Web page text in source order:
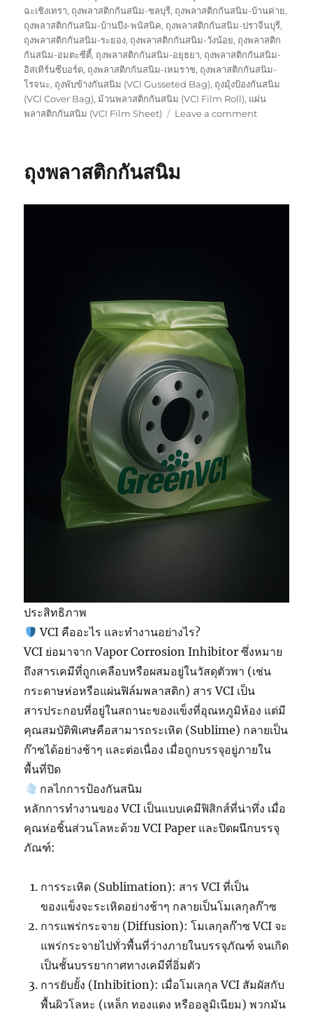
ฉะเชิงเทรา, ถุงพลาสติกกันสนิม-ชลบุรี, ถุงพลาสติกกันสนิม-บ้านค่าย,
ถุงพลาสติกกันสนิม-บ้านบึง-พนัสนิค, ถุงพลาสติกกันสนิม-ปราจีนบุรี,
ถุงพลาสติกกันสนิม-ระยอง, ถุงพลาสติกกันสนิม-วังน้อย, ถุงพลาสติก
กันสนิม-อมตะซีตี้, ถุงพลาสติกกันสนิม-อยุธยา, ถุงพลาสติกกันสนิม-
อิสเทิร์นซีบอร์ด, ถุงพลาสติกกันสนิม-เหมราช, ถุงพลาสติกกันสนิม-
โรจนะ, ถุงพับข้างกันสนิม (VCI Gusseted Bag), ถุงมุ้งป้องกันสนิม
(VCI Cover Bag),ม้วนพลาสติกกันสนิม (VCI Film Roll), แผ่น
พลาสติกกันสนิม (VCI Film Sheet)
Leave a commenton
ถุงพลาสติกกันสนิม
ประสิทธิภาพ
VCI คืออะไร และทำงานอย่างไร?
VCI ย่อมาจาก Vapor Corrosion Inhibitor ซึ่งหมาย
ถึงสารเคมีที่ถูกเคลือบหรือผสมอยู่ในวัสดุตัวพา (เช่น
กระดาษห่อหรือแผ่นฟิล์มพลาสติก) สาร VCI เป็น
สารประกอบที่อยู่ในสถานะของแข็งที่อุณหภูมิห้อง แต่มี
คุณสมบัติพิเศษคือสามารถระเหิด (Sublime) กลายเป็น
ก๊าซได้อย่างช้าๆ และต่อเนื่อง เมื่อถูกบรรจุอยู่ภายใน
พื้นที่ปิด
กลไกการป้องกันสนิม
หลักการทำงานของ VCI เป็นแบบเคมีฟิสิกส์ที่น่าทึ่ง เมื่อ
คุณห่อชิ้นส่วนโลหะด้วย VCI Paper และปิดผนึกบรรจุ
ภัณฑ์:
การระเหิด (Sublimation): สาร VCI ที่เป็น
ของแข็งจะระเหิดอย่างช้าๆ กลายเป็นโมเลกุลก๊าซ
การแพร่กระจาย (Diffusion): โมเลกุลก๊าซ VCI จะ
แพร่กระจายไปทั่วพื้นที่ว่างภายในบรรจุภัณฑ์ จนเกิด
เป็นชั้นบรรยากาศทางเคมีที่อิ่มตัว
การยับยั้ง (Inhibition): เมื่อโมเลกุล VCI สัมผัสกับ
พื้นผิวโลหะ (เหล็ก ทองแดง หรืออลูมิเนียม) พวกมัน